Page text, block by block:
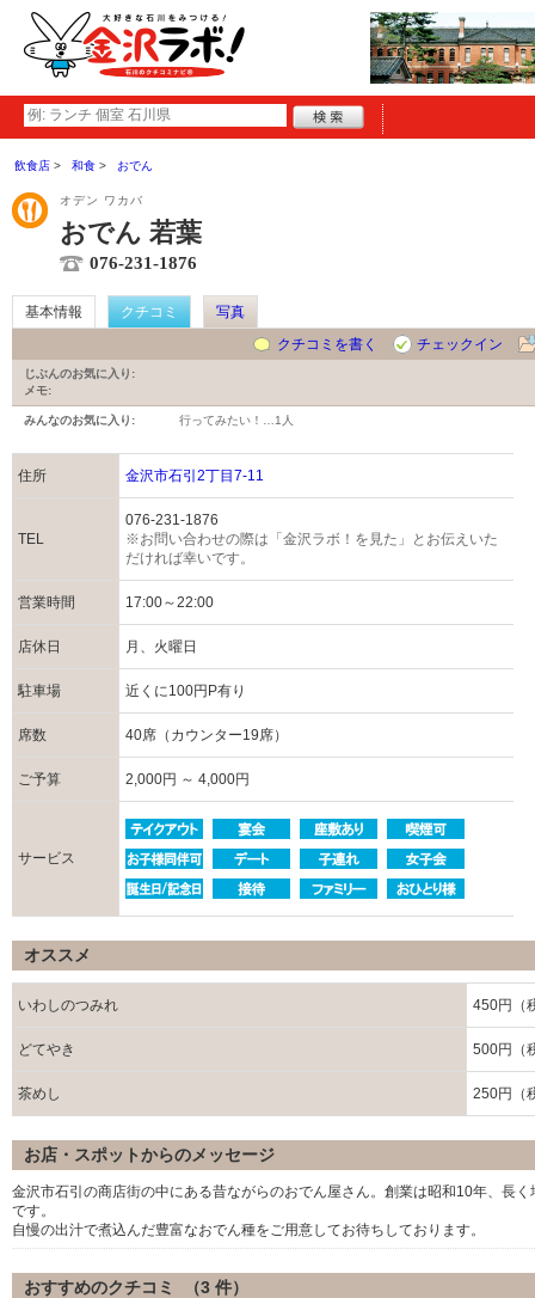
飲食店 和食 おでん
オデン ワカバ
おでん 若葉
076-231-1876
基本情報 クチコミ
写真
クチコミを書く
チェックイン
じぶんのお気に入り:
メモ:
みんなのお気に入り: 行ってみたい！… 1人
住所 金沢市石引2丁目7-11
TEL
076-231-1876
※お問い合わせの際は「金沢ラボ！を見た」とお伝えいた
だければ幸いです。
営業時間 17:00～22:00
店休日 月、火曜日
駐車場 近くに100円P有り
席数 40席（カウンター19席）
ご予算 2,000円 ～ 4,000円
サービス
オススメ
いわしのつみれ 450円（
どてやき 500円（
茶めし 250円（
お店・スポットからのメッセージ
金沢市石引の商店街の中にある昔ながらのおでん屋さん。創業は昭和10年、長
です。
自慢の出汁で煮込んだ豊富なおでん種をご用意してお待ちしております。
おすすめのクチコミ （3 件）